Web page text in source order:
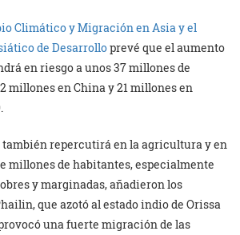
Climático y Migración en Asia y el
de Desarrolloprevé que el aumento
en riesgo a unos 37 millones de
millones en China y 21 millones en
repercutirá en la agricultura y en
millones de habitantes, especialmente
y marginadas, añadieron los
que azotó al estado indio de Orissa
una fuerte migración de las